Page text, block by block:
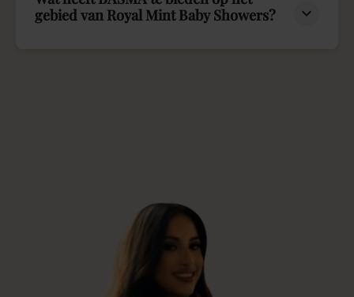
gebied van Royal Mint Baby Showers?